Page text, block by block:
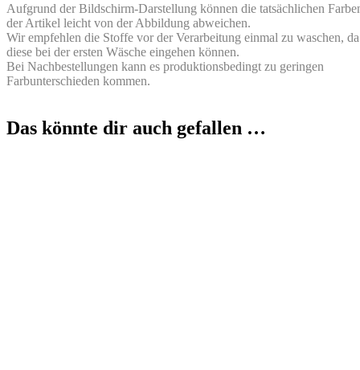
Aufgrund der Bildschirm-Darstellung können die tatsächlichen
der Artikel leicht von der Abbildung abweichen.
Wir empfehlen die Stoffe vor der Verarbeitung einmal zu waschen, da
diese bei der ersten Wäsche eingehen können.
Bei Nachbestellungen kann es produktionsbedingt zu geringen
Farbunterschieden kommen.
Das könnte dir auch gefallen …